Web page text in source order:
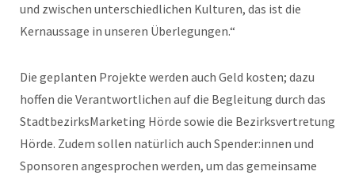
und zwischen unterschiedlichen Kulturen, das ist die
Kernaussage in unseren Überlegungen.“
Die geplanten Projekte werden auch Geld kosten; dazu
hoffen die Verantwortlichen auf die Begleitung durch das
StadtbezirksMarketing Hörde sowie die Bezirksvertretung
Hörde. Zudem sollen natürlich auch Spender:innen und
Sponsoren angesprochen werden, um das gemeinsame